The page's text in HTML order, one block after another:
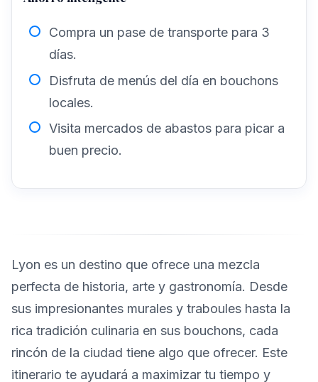
Compra un pase de transporte para 3
días.
Disfruta de menús del día en bouchons
locales.
Visita mercados de abastos para picar a
buen precio.
Lyon es un destino que ofrece una mezcla
perfecta de historia, arte y gastronomía. Desde
sus impresionantes murales y traboules hasta la
rica tradición culinaria en sus bouchons, cada
rincón de la ciudad tiene algo que ofrecer. Este
itinerario te ayudará a maximizar tu tiempo y